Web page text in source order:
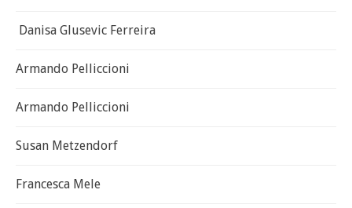
Danisa Glusevic Ferreira
Armando Pelliccioni
Armando Pelliccioni
Susan Metzendorf
Francesca Mele